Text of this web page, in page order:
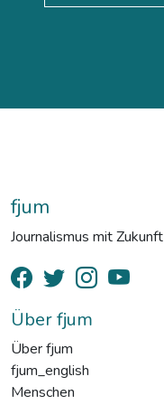
fjum
Journalismus mit Zukunft
Über fjum
Über fjum
fjum_english
Menschen